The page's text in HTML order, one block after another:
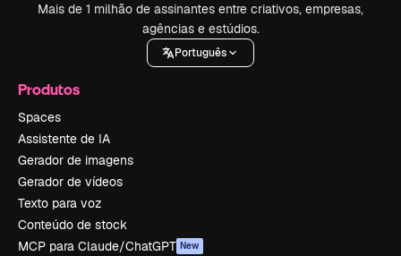
Mais de 1 milhão de assinantes entre criativos, empresas,
agências e estúdios.
Português
Produtos
Spaces
Assistente de IA
Gerador de imagens
Gerador de vídeos
Texto para voz
Conteúdo de stock
MCP para Claude/ChatGPT New